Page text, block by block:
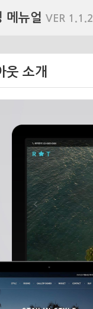
메뉴얼 VER 1.1.2
웃 소개